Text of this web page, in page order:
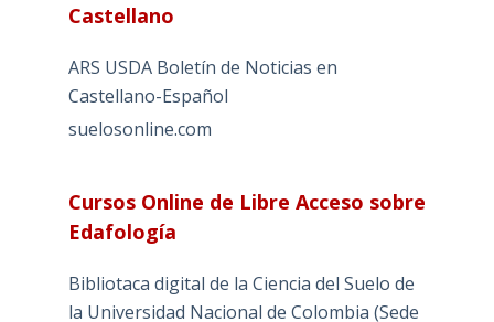
Castellano
ARS USDA Boletín de Noticias en
Castellano-Español
suelosonline.com
Cursos Online de Libre Acceso sobre
Edafología
Bibliotaca digital de la Ciencia del Suelo de
la Universidad Nacional de Colombia (Sede